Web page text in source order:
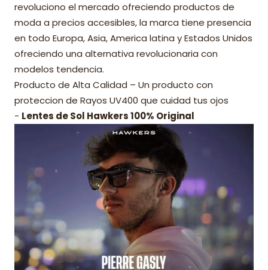
revoluciono el mercado ofreciendo productos de
moda a precios accesibles, la marca tiene presencia
en todo Europa, Asia, America latina y Estados Unidos
ofreciendo una alternativa revolucionaria con
modelos tendencia.
Producto de Alta Calidad – Un producto con
proteccion de Rayos UV400 que cuidad tus ojos
- Lentes de Sol Hawkers 100% Original